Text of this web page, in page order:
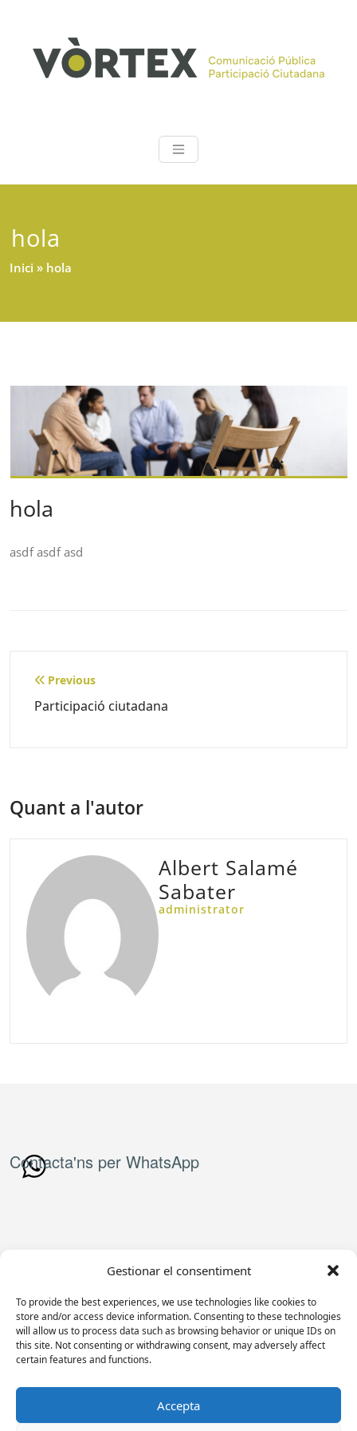
Gestionar el consentiment
To provide the best experiences, we use technologies like cookies to
store and/or access device information. Consenting to these technologies
will allow us to process data such as browsing behavior or unique IDs on
this site. Not consenting or withdrawing consent, may adversely affect
certain features and functions.
Accepta
content
Vòrtex
hola
Inici » hola
hola
asdf asdf asd
Navegació
d'entrades
Previous
Participació ciutadana
Quant a l'autor
Albert Salamé
Sabater
administrator
Contacta'ns per WhatsApp
vortex@vortex.cat